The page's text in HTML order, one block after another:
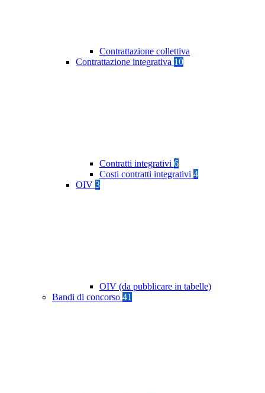
Contrattazione collettiva
Contrattazione integrativa 10
Contratti integrativi 6
Costi contratti integrativi 4
OIV 3
OIV (da pubblicare in tabelle)
Bandi di concorso 41